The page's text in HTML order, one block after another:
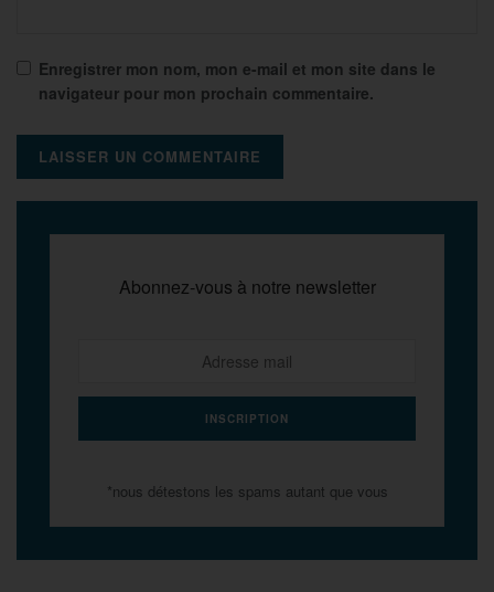
Enregistrer mon nom, mon e-mail et mon site dans le
navigateur pour mon prochain commentaire.
Abonnez-vous à notre newsletter
*nous détestons les spams autant que vous